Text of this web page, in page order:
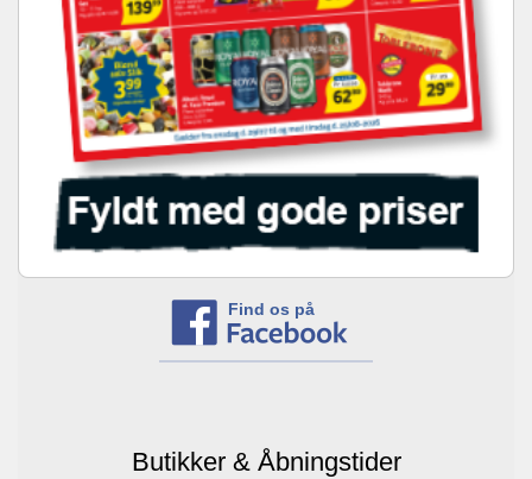
Find os på
Butikker & Åbningstider